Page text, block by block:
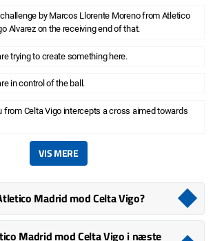
by Marcos Llorente Moreno from Atletico
Alvarez on the receiving end of that.
trying to create something here.
in control of the ball.
from Celta Vigo intercepts a cross aimed towards
VIS MERE
Madrid mod Celta Vigo?
Madrid mod Celta Vigo i næste